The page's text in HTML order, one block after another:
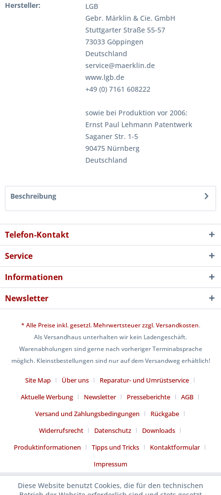
Hersteller:
LGB
Gebr. Märklin & Cie. GmbH
Stuttgarter Straße 55-57
73033 Göppingen
Deutschland
service@maerklin.de
www.lgb.de
+49 (0) 7161 608222
sowie bei Produktion vor 2006:
Ernst Paul Lehmann Patentwerk
Saganer Str. 1-5
90475 Nürnberg
Deutschland
Beschreibung
Telefon-Kontakt
Service
Informationen
Newsletter
* Alle Preise inkl. gesetzl. Mehrwertsteuer zzgl.Versandkosten.
Als Versandhaus unterhalten wir kein Ladengeschäft.
Warenabholungen sind gerne nach vorheriger Terminabsprache
möglich. Kleinstbestellungen sind nur auf dem Versandweg erhältlich!
Site Map Über uns
Reparatur- und Umrüstservice
Aktuelle Werbung
Newsletter Presseberichte
AGB
Versand und Zahlungsbedingungen
Rückgabe
Widerrufsrecht
Datenschutz
Downloads
Produktinformationen
Tipps und Tricks
Kontaktformular
Impressum
Diese Website benutzt Cookies, die für den technischen